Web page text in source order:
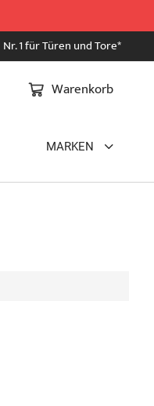
Nr. 1 für Türen und Tore*
Warenkorb
MARKEN